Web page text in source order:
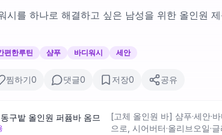
시를 하나로 해결하고 싶은 남성을 위한 올인원
편한루틴 샴푸 바디워시 세안
찜하기0 댓글0 저장0 공유
구밭 올인원 퍼퓸바 옴므
[고체 올인원 바] 샴푸·세안·
으로, 시어버터·올리브오일·